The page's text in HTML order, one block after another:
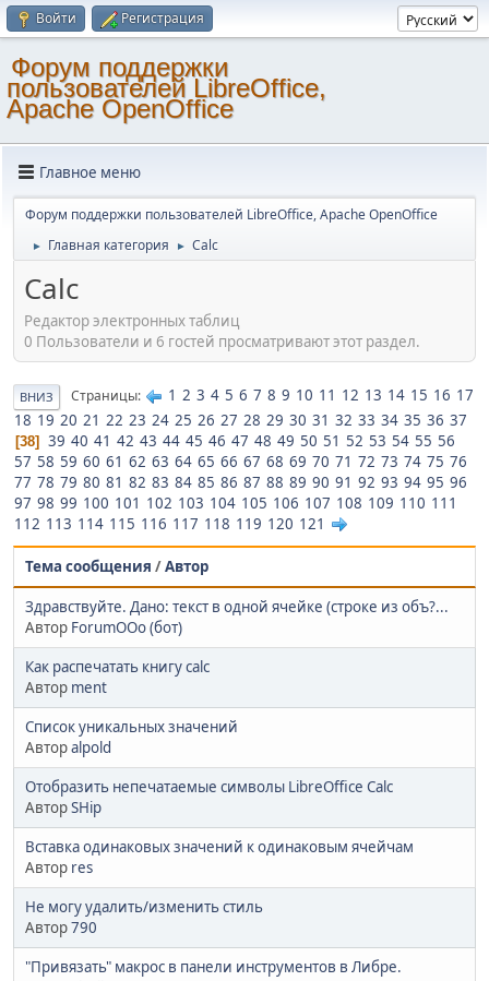
Войти Регистрация
Форум поддержки
пользователей LibreOffice,
Apache OpenOffice
Главное меню
Форум поддержки пользователей LibreOffice, Apache OpenOffice
► Главная категория ► Calc
Calc
Редактор электронных таблиц
0 Пользователи и 6 гостей просматривают этот раздел.
ВНИЗ Страницы 1 2 3 4 5 6 7 8 9 10 11 12 13 14 15 16 17
18 19 20 21 22 23 24 25 26 27 28 29 30 31 32 33 34 35 36 37
38 39 40 41 42 43 44 45 46 47 48 49 50 51 52 53 54 55 56
57 58 59 60 61 62 63 64 65 66 67 68 69 70 71 72 73 74 75 76
77 78 79 80 81 82 83 84 85 86 87 88 89 90 91 92 93 94 95 96
97 98 99 100 101 102 103 104 105 106 107 108 109 110 111
112 113 114 115 116 117 118 119 120 121
Тема сообщения /Автор
Здравствуйте. Дано: текст в одной ячейке (строке из объ?...
Автор ForumOOo (бот)
Как распечатать книгу calc
Автор ment
Список уникальных значений
Авторalpold
Отобразить непечатаемые символы LibreOffice Сalc
АвторSHip
Вставка одинаковых значений к одинаковым ячейчам
Автор res
Не могу удалить/изменить стиль
Автор790
"Привязать" макрос в панели инструментов в Либре.